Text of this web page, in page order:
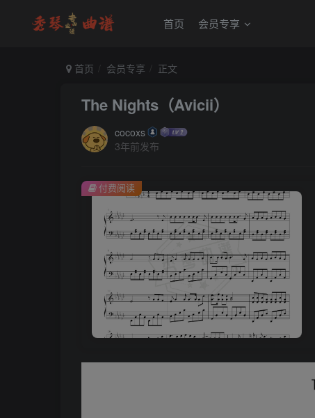
首页 会员专享
首页 会员专享 正文
The Nights（Avicii）
cocoxs
3年前发布
付费阅读